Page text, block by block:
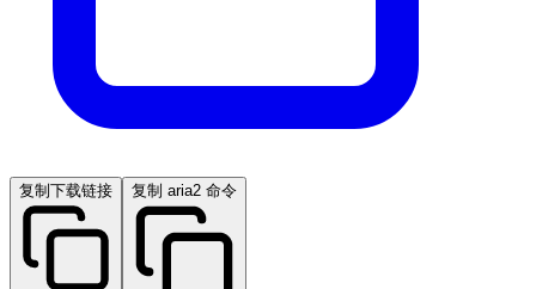
复制下载链接 复制 aria2 命令